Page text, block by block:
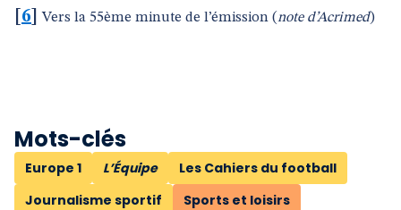
6 ]Vers la 55ème minute de l’émission (note d’Acrimed)
Mots-clés
Europe 1 L’Équipe
Les Cahiers du football
Journalisme sportif
Sports et loisirs